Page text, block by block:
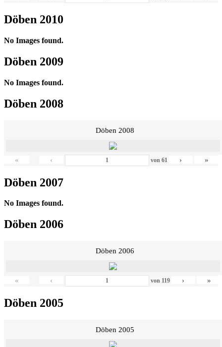
Döben 2010
No Images found.
Döben 2009
No Images found.
Döben 2008
Döben 2008
« ‹ von 61 › »
Döben 2007
No Images found.
Döben 2006
Döben 2006
« ‹ von 119 › »
Döben 2005
Döben 2005